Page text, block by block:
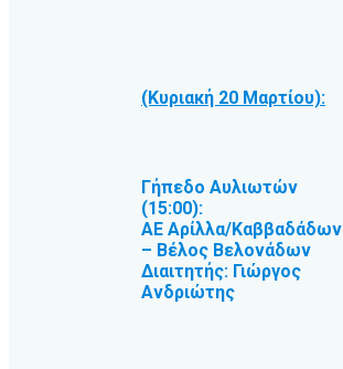
(Κυριακή 20 Μαρτίου):
Γήπεδο Αυλιωτών
(15:00):
ΑΕ Αρίλλα/Καββαδάδων
– Βέλος Βελονάδων
Διαιτητής: Γιώργος
Ανδριώτης